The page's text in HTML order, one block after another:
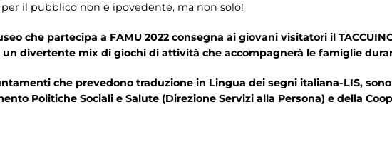
per il pubblico non e ipovedente, ma non solo!
che partecipa a FAMU 2022 consegna ai giovani visitatori il
un divertente mix di giochi di attività che accompagnerà le famiglie
che prevedono traduzione in Lingua dei segni italiana-LIS,
Politiche Sociali e Salute (Direzione Servizi alla Persona) e della